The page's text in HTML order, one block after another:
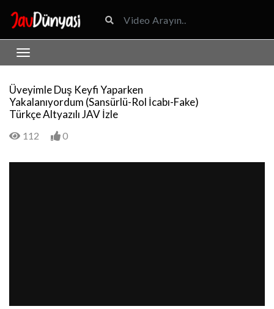
Üveyimle Duş Keyfi Yaparken
Yakalanıyordum (Sansürlü-Rol İcabı-Fake)
Türkçe Altyazılı JAV İzle
112 0